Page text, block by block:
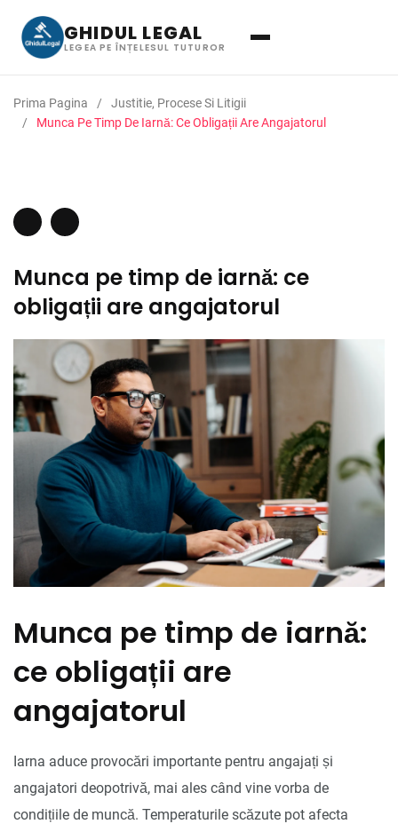
GHIDUL LEGAL
LEGEA PE ÎNȚELESUL TUTUROR
Prima Pagina
Justitie, Procese Si Litigii
Munca Pe Timp De Iarnă: Ce Obligații Are Angajatorul
Munca pe timp de iarnă: ce
obligații are angajatorul
Munca pe timp de iarnă:
ce obligații are
angajatorul
Iarna aduce provocări importante pentru angajați și
angajatori deopotrivă, mai ales când vine vorba de
condițiile de muncă. Temperaturile scăzute pot afecta